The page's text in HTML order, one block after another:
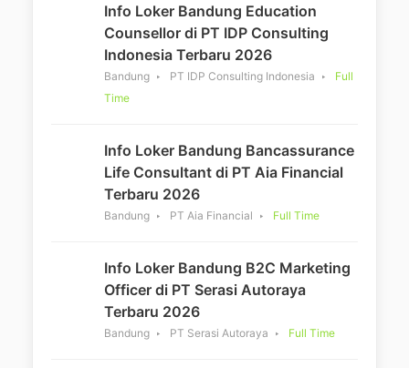
Info Loker Bandung Education
Counsellor di PT IDP Consulting
Indonesia Terbaru 2026
Bandung PT IDP Consulting Indonesia
Full
Time
Info Loker Bandung Bancassurance
Life Consultant di PT Aia Financial
Terbaru 2026
Bandung PT Aia Financial Full Time
Info Loker Bandung B2C Marketing
Officer di PT Serasi Autoraya
Terbaru 2026
Bandung PT Serasi Autoraya Full Time